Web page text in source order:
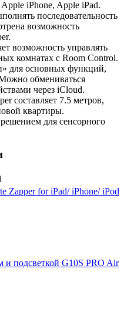
iPhone, Apple iPad.
последовательность
возможность
возможность управлять
комнатах с Room Control.
для основных функций,
обмениваться
через iCloud.
составляет 7.5 метров,
квартиры.
для сенсорного
Zapper for iPad/ iPhone/ iPod
и подсветкой G10S PRO Air